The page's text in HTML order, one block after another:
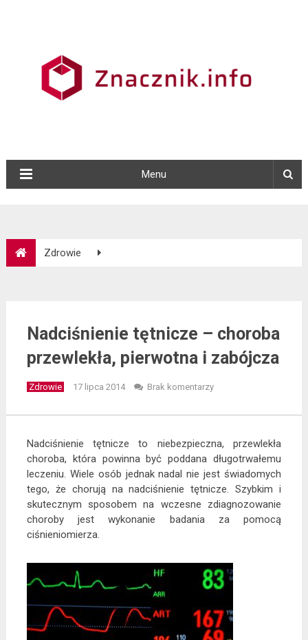
Menu
Zdrowie
Nadciśnienie tętnicze – choroba
przewlekła, pierwotna i zabójcza
Zdrowie 17 lipca 2014 Brak komentarzy
Nadciśnienie tętnicze to niebezpieczna, przewlekła
choroba, która powinna być poddana długotrwałemu
leczeniu. Wiele osób jednak nadal nie jest świadomych
tego, że chorują na nadciśnienie tętnicze. Szybkim i
skutecznym sposobem na wczesne zdiagnozowanie
choroby jest wykonanie badania za pomocą
ciśnieniomierza.